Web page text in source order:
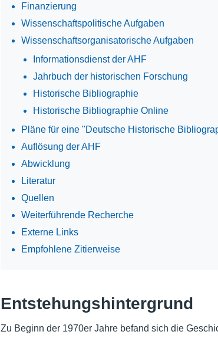
Finanzierung
Wissenschaftspolitische Aufgaben
Wissenschaftsorganisatorische Aufgaben
Informationsdienst der AHF
Jahrbuch der historischen Forschung
Historische Bibliographie
Historische Bibliographie Online
Pläne für eine "Deutsche Historische
Auflösung der AHF
Abwicklung
Literatur
Quellen
Weiterführende Recherche
Externe Links
Empfohlene Zitierweise
Entstehungshintergrund
Zu Beginn der 1970er Jahre befand sich die